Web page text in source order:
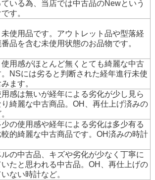
いる為、当店では中古品のNewという
す。
使用品です。アウトレット品や型落経
品を含む未使用状態のお品物です。
用感がほとんど無くとても綺麗な中古
NSには劣ると判断された経年進行未使
ます。
感は無いが経年による劣化が少し見ら
綺麗な中古商品。OH、再仕上げ済みの
少の使用感や経年による劣化は多少有る
較的綺麗な中古商品です。OH済みの時計
の中古品、キズや劣化が少なく丁寧に
たと思われる中古品。OH、再仕上げの
ない時計など。